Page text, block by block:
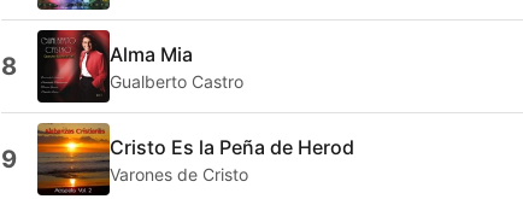
8 Alma Mia
Gualberto Castro
9 Cristo Es la Peña de Herod
Varones de Cristo